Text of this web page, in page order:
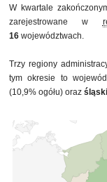
31 marca 2014
30 czerwca 2014
W kwartale
zarejestrowane w
16 województwach.
Trzy regiony
tym okresie to
(10,9% ogółu) oraz